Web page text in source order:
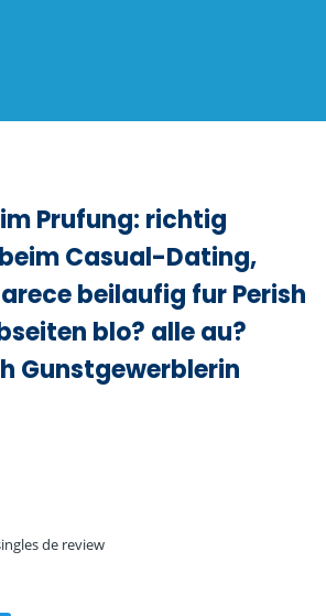
Prufung: richtig
Casual-Dating,
beilaufig fur Perish
blo? alle au?
Gunstgewerblerin
de review